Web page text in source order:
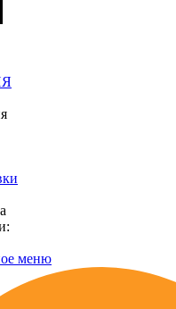
меню